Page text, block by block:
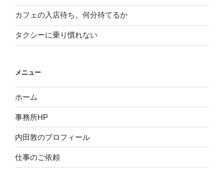
カフェの入店待ち。何分待てるか
タクシーに乗り慣れない
メニュー
ホーム
事務所HP
内田敦のプロフィール
仕事のご依頼